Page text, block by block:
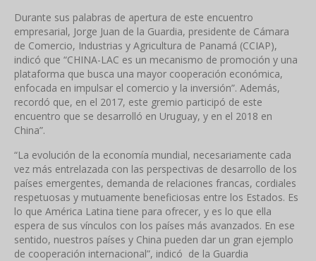
Durante sus palabras de apertura de este encuentro
empresarial, Jorge Juan de la Guardia, presidente de Cámara
de Comercio, Industrias y Agricultura de Panamá (CCIAP),
indicó que “CHINA-LAC es un mecanismo de promoción y una
plataforma que busca una mayor cooperación económica,
enfocada en impulsar el comercio y la inversión”. Además,
recordó que, en el 2017, este gremio participó de este
encuentro que se desarrolló en Uruguay, y en el 2018 en
China”.
“La evolución de la economía mundial, necesariamente cada
vez más entrelazada con las perspectivas de desarrollo de los
países emergentes, demanda de relaciones francas, cordiales
respetuosas y mutuamente beneficiosas entre los Estados. Es
lo que América Latina tiene para ofrecer, y es lo que ella
espera de sus vínculos con los países más avanzados. En ese
sentido, nuestros países y China pueden dar un gran ejemplo
de cooperación internacional”, indicó de la Guardia